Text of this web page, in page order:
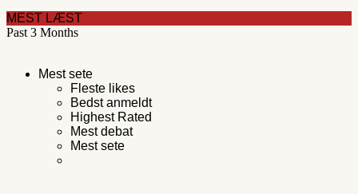
MEST LÆST
Past 3 Months
Mest sete
Fleste likes
Bedst anmeldt
Highest Rated
Mest debat
Mest sete